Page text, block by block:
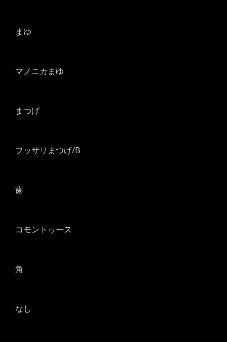
まゆ
マノニカまゆ
まつげ
フッサリまつげ/B
歯
コモントゥース
角
なし